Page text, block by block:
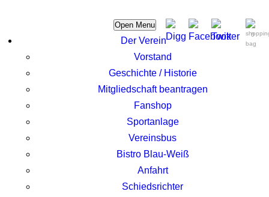
0
Open Menu
Der Verein
Vorstand
Geschichte / Historie
Mitgliedschaft beantragen
Fanshop
Sportanlage
Vereinsbus
Bistro Blau-Weiß
Anfahrt
Schiedsrichter